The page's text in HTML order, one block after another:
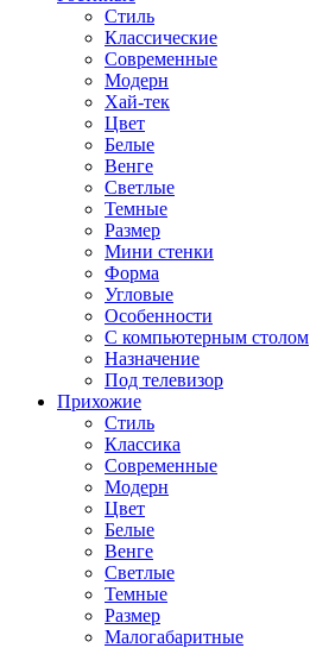
Стиль
Классические
Современные
Модерн
Хай-тек
Цвет
Белые
Венге
Светлые
Темные
Размер
Мини стенки
Форма
Угловые
Особенности
С компьютерным столом
Назначение
Под телевизор
Прихожие
Стиль
Классика
Современные
Модерн
Цвет
Белые
Венге
Светлые
Темные
Размер
Малогабаритные